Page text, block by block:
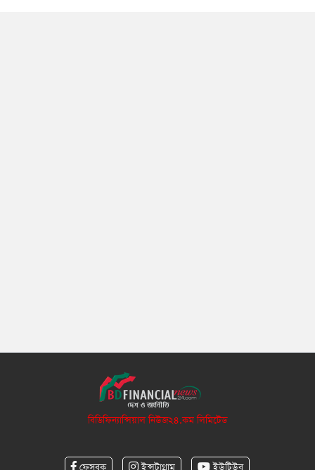
বিডিফিন্যান্সিয়াল নিউজ২৪.কম লিমিটেড
ফেসবুক ইন্সটাগ্রাম ইউটিউব